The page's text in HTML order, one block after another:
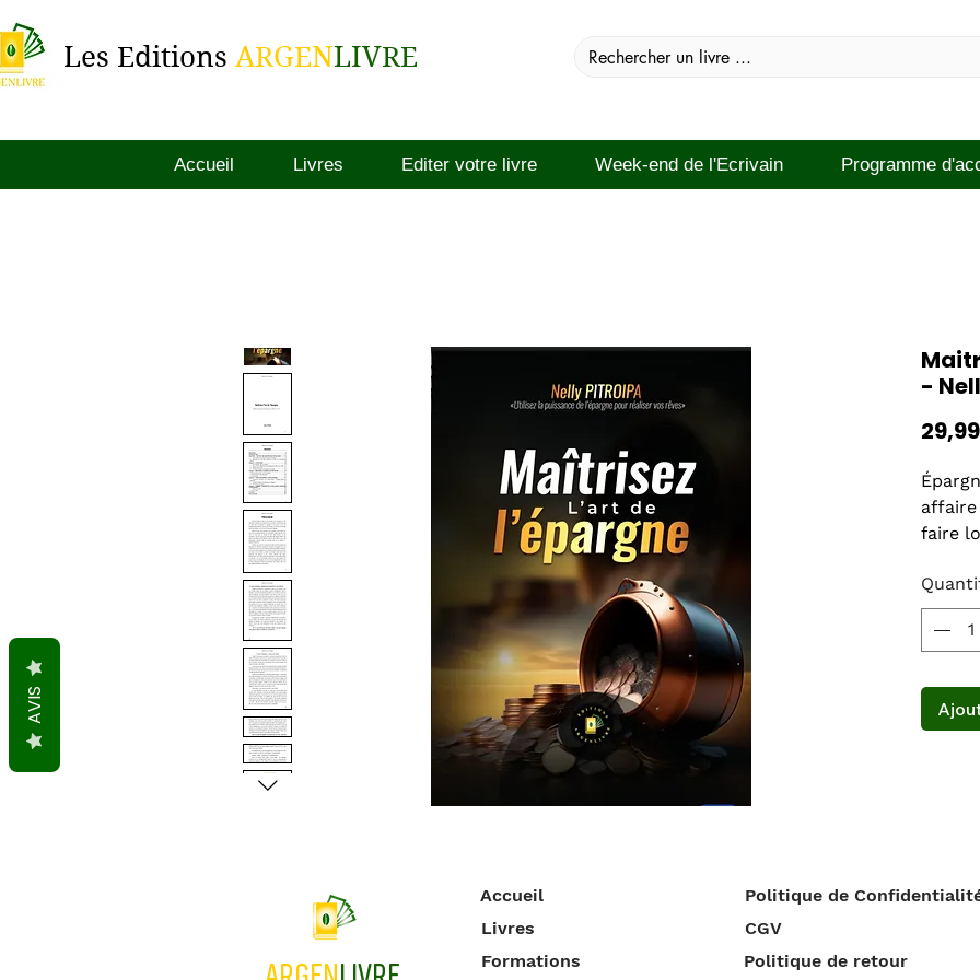
Les Editions ARGENLIVRE
Accueil Livres Editer votre livre Week-end de l'Ecrivain Programme
-
faire
garder
Accueil
Livres
Formations
Politique de
CGV
Politique de retour
AVIS